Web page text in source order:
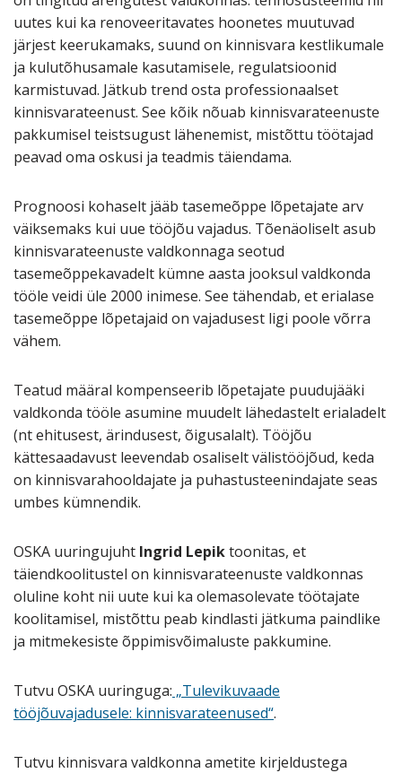
uutes kui ka renoveeritavates hoonetes muutuvad
järjest keerukamaks, suund on kinnisvara kestlikumale
ja kulutõhusamale kasutamisele, regulatsioonid
karmistuvad. Jätkub trend osta professionaalset
kinnisvarateenust. See kõik nõuab kinnisvarateenuste
pakkumisel teistsugust lähenemist, mistõttu töötajad
peavad oma oskusi ja teadmis täiendama.
Prognoosi kohaselt jääb tasemeõppe lõpetajate arv
väiksemaks kui uue tööjõu vajadus. Tõenäoliselt asub
kinnisvarateenuste valdkonnaga seotud
tasemeõppekavadelt kümne aasta jooksul valdkonda
tööle veidi üle 2000 inimese. See tähendab, et erialase
tasemeõppe lõpetajaid on vajadusest ligi poole võrra
vähem.
Teatud määral kompenseerib lõpetajate puudujääki
valdkonda tööle asumine muudelt lähedastelt erialadelt
(nt ehitusest, ärindusest, õigusalalt). Tööjõu
kättesaadavust leevendab osaliselt välistööjõud, keda
on kinnisvarahooldajate ja puhastusteenindajate seas
umbes kümnendik.
OSKA uuringujuht Ingrid Lepiktoonitas, et
täiendkoolitustel on kinnisvarateenuste valdkonnas
oluline koht nii uute kui ka olemasolevate töötajate
koolitamisel, mistõttu peab kindlasti jätkuma paindlike
ja mitmekesiste õppimisvõimaluste pakkumine.
Tutvu OSKA uuringuga: „Tulevikuvaade
tööjõuvajadusele: kinnisvarateenused“.
Tutvu kinnisvara valdkonna ametite kirjeldustega